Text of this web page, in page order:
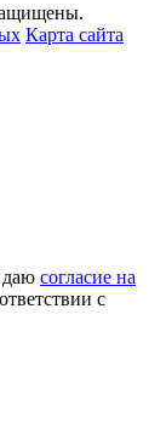
Карта сайта
даю согласие на
с